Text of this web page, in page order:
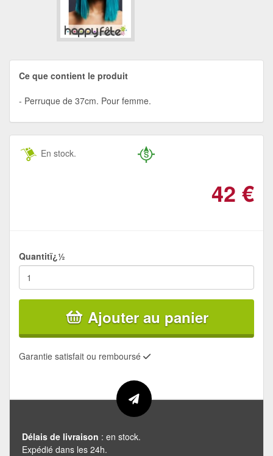
Ce que contient le produit
Perruque de 37cm. Pour femme.
En stock.
42 €
Quantitï¿½
Ajouter au panier
Garantie satisfait ou remboursé
Délais de livraison : en stock.
Expédié dans les 24h.